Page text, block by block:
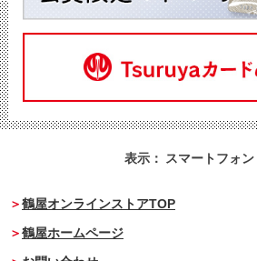
表示： スマートフォン
鶴屋オンラインストアTOP
鶴屋ホームページ